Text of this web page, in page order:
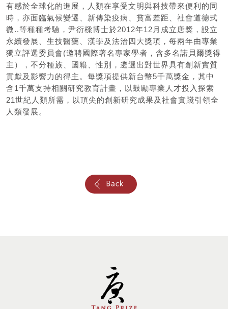
有感於全球化的進展，人類在享受文明與科技帶來便利的同
時，亦面臨氣候變遷、新傳染疫病、貧富差距、社會道德式
微..等種種考驗，尹衍樑博士於2012年12月成立唐獎，設立
永續發展、生技醫藥、漢學及法治四大獎項，每兩年由專業
獨立評選委員會(邀聘國際著名專家學者，含多名諾貝爾獎得
主），不分種族、國籍、性別，遴選出對世界具有創新實質
貢獻及影響力的得主。每獎項提供新台幣5千萬獎金，其中
含1千萬支持相關研究教育計畫，以鼓勵專業人才投入探索
21世紀人類所需，以頂尖的創新研究成果及社會實踐引領全
人類發展。